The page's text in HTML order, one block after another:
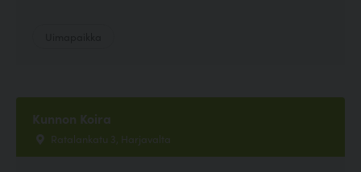
Kunnon Koira
Ratalankatu 3, Harjavalta